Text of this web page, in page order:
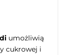
umożliwią
cukrowej i